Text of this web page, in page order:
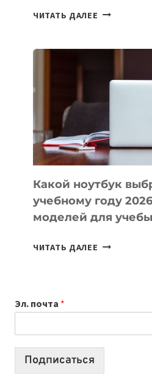
ЧИТАТЬ ДАЛЕЕ
ПОМОГАЮТ
СОЗДАВАТЬ
БЕЗ
СЛОЖНОГО
КОДА
Какой ноутбук
учебному году
моделей для учебы
ЧИТАТЬ ДАЛЕЕ КАКОЙ
2026:
10
Эл. почта *
Подписаться